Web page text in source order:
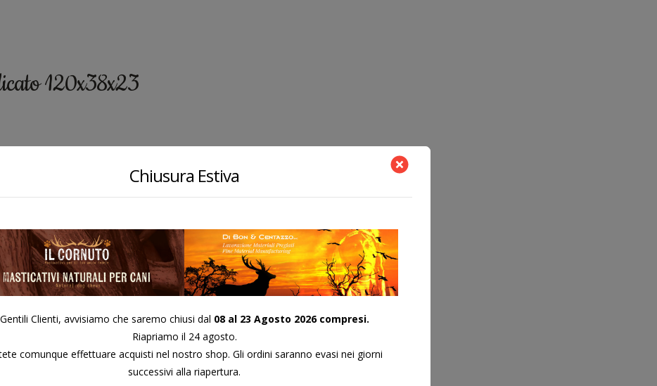
120x38x23
Chiusura Estiva
Gentili Clienti, avvisiamo che saremo chiusi dal 08 al 23 Agosto 2026 compresi.
Riapriamo il 24 agosto.
comunque effettuare acquisti nel nostro shop. Gli ordini saranno evasi nei giorni
successivi alla riapertura.